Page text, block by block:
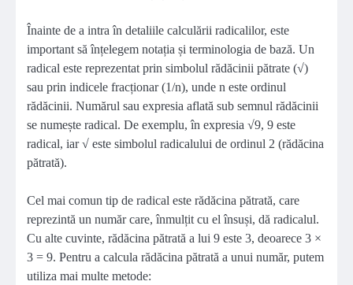
Înainte de a intra în detaliile calculării radicalilor, este
important să înțelegem notația și terminologia de bază. Un
radical este reprezentat prin simbolul rădăcinii pătrate (√)
sau prin indicele fracționar (1/n), unde n este ordinul
rădăcinii. Numărul sau expresia aflată sub semnul rădăcinii
se numește radical. De exemplu, în expresia √9, 9 este
radical, iar √ este simbolul radicalului de ordinul 2 (rădăcina
pătrată).
Cel mai comun tip de radical este rădăcina pătrată, care
reprezintă un număr care, înmulțit cu el însuși, dă radicalul.
Cu alte cuvinte, rădăcina pătrată a lui 9 este 3, deoarece 3 ×
3 = 9. Pentru a calcula rădăcina pătrată a unui număr, putem
utiliza mai multe metode: